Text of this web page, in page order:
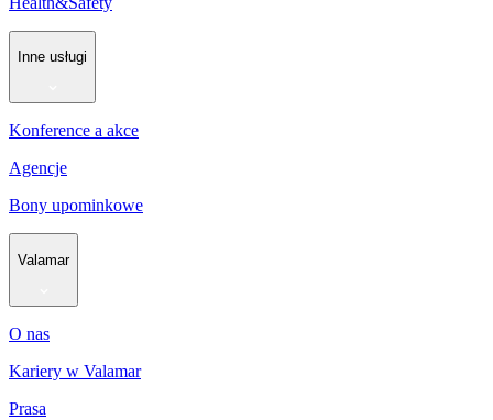
Inne usługi
Konference a akce
Agencje
Bony upominkowe
Valamar
O nas
Kariery w Valamar
Prasa